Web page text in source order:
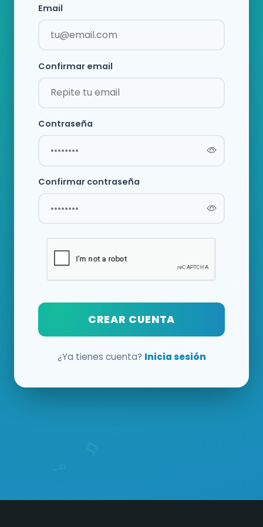
Email
Confirmar email
Contraseña
Confirmar contraseña
CREAR CUENTA
¿Ya tienes cuenta? Inicia sesión